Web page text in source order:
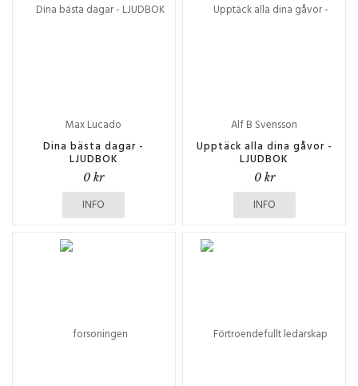
Max Lucado
Dina bästa dagar -
LJUDBOK
0 kr
INFO
Alf B Svensson
Upptäck alla dina gåvor -
LJUDBOK
0 kr
INFO